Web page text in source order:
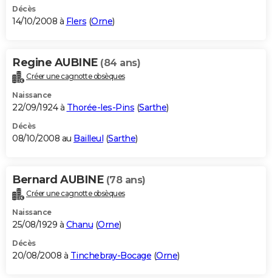
Décès
14/10/2008 à Flers (Orne)
Regine AUBINE (84 ans)
Créer une cagnotte obsèques
Naissance
22/09/1924 à Thorée-les-Pins (Sarthe)
Décès
08/10/2008 au Bailleul (Sarthe)
Bernard AUBINE (78 ans)
Créer une cagnotte obsèques
Naissance
25/08/1929 à Chanu (Orne)
Décès
20/08/2008 à Tinchebray-Bocage (Orne)